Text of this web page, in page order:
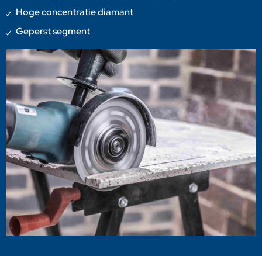
Hoge concentratie diamant
Geperst segment